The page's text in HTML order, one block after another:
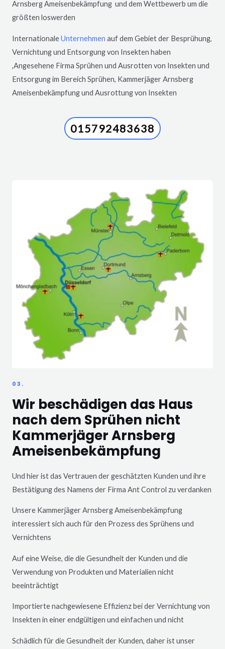
ArnsbergAmeisenbekämpfung und dem Wettbewerb um die
größten loswerden
InternationaleUnternehmen auf dem Gebiet der Besprühung,
Vernichtung und Entsorgung von Insekten haben
,Angesehene Firma Sprühen und Ausrotten von Insekten und
Entsorgung im Bereich Sprühen, KammerjägerArnsberg
Ameisenbekämpfung und Ausrottung von Insekten
015792483638
03.
Wir beschädigen das Haus
nach dem Sprühen nicht
Kammerjäger Arnsberg
Ameisenbekämpfung
Und hier ist das Vertrauen der geschätzten Kunden und ihre
Bestätigung des Namens der Firma Ant Control zu verdanken
Unsere KammerjägerArnsbergAmeisenbekämpfung
interessiert sich auch für den Prozess des Sprühens und
Vernichtens
Auf eine Weise, die die Gesundheit der Kunden und die
Verwendung von Produkten und Materialien nicht
beeinträchtigt
Importierte nachgewiesene Effizienz bei der Vernichtung von
Insekten in einer endgültigen und einfachen und nicht
Schädlich für die Gesundheit der Kunden, daher ist unser